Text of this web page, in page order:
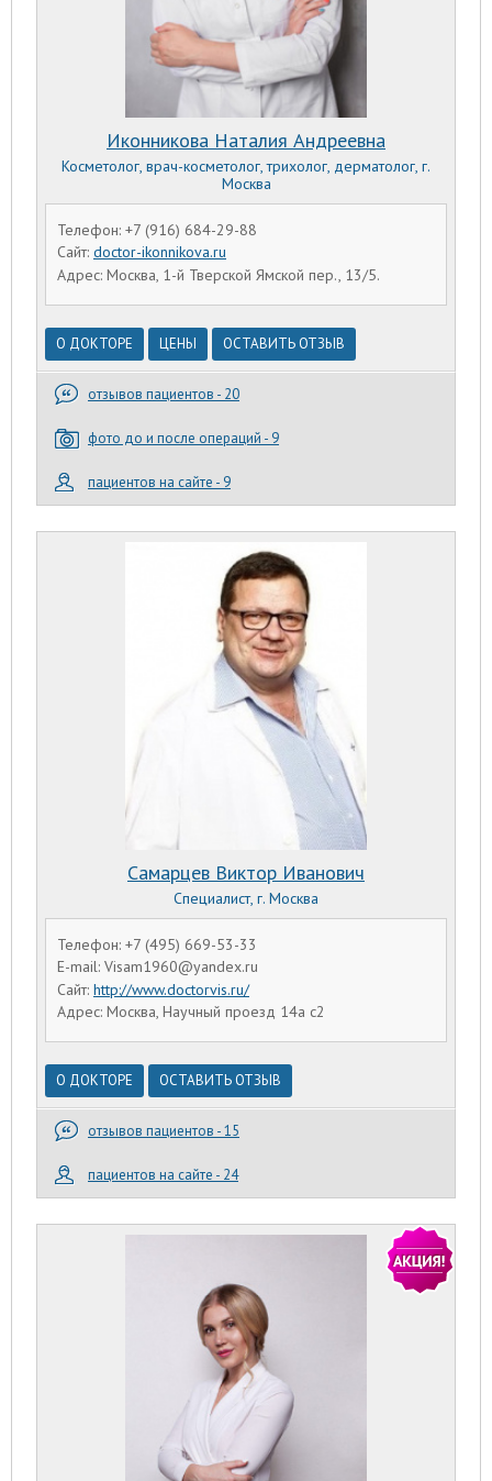
Телефон: +7 (916) 684-29-88
Сайт: doctor-ikonnikova.ru
Адрес: Москва, 1-й Тверской Ямской пер., 13/5.
Иконникова Наталия Андреевна
Косметолог, врач-косметолог, трихолог, дерматолог, г.
Москва
О ДОКТОРЕ ЦЕНЫ ОСТАВИТЬ ОТЗЫВ
отзывов пациентов - 20
фото до и после операций - 9
пациентов на сайте - 9
Телефон: +7 (495) 669-53-33
E-mail: Visam1960@yandex.ru
Сайт: http://www.doctorvis.ru/
Адрес: Москва, Научный проезд 14а с2
Самарцев Виктор Иванович
Специалист, г. Москва
О ДОКТОРЕ ОСТАВИТЬ ОТЗЫВ
отзывов пациентов - 15
пациентов на сайте - 24